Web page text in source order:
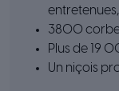
entretenues,
3800
Plus de 19
Un niçois